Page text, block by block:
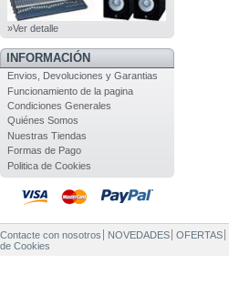
»Ver detalle
INFORMACIÓN
Envios, Devoluciones y Garantias
Funcionamiento de la pagina
Condiciones Generales
Quiénes Somos
Nuestras Tiendas
Formas de Pago
Politica de Cookies
Contacte con nosotros NOVEDADES OFERTAS
de Cookies